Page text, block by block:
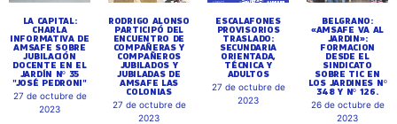
LA CAPITAL:
CHARLA
INFORMATIVA DE
AMSAFE SOBRE
JUBILACIÓN
DOCENTE EN EL
JARDÍN Nº 35
"JOSÉ PEDRONI"
27 de octubre de
2023
RODRIGO ALONSO
PARTICIPÓ DEL
ENCUENTRO DE
COMPAÑERAS Y
COMPAÑEROS
JUBILADOS Y
JUBILADAS DE
AMSAFE LAS
COLONIAS
27 de octubre de
2023
ESCALAFONES
PROVISORIOS
TRASLADO:
SECUNDARIA
ORIENTADA,
TÉCNICA Y
ADULTOS
27 de octubre de
2023
BELGRANO:
«AMSAFE VA AL
JARDIN»:
FORMACION
DESDE EL
SINDICATO
SOBRE TIC EN
LOS JARDINES Nº
348 Y Nº 126.
26 de octubre de
2023